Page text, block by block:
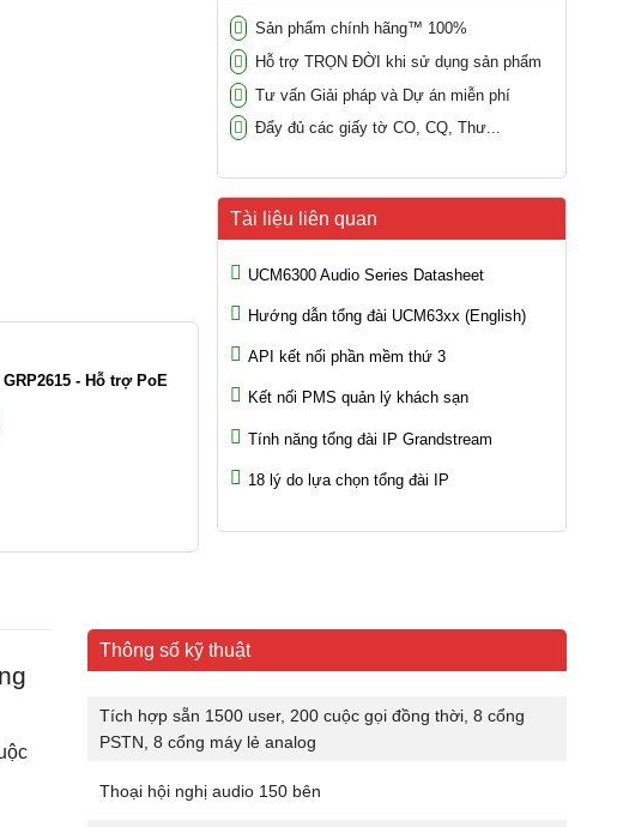
- Hỗ trợ PoE
Sản phẩm chính hãng™ 100%
Hỗ trợ TRỌN ĐỜI khi sử dụng sản phẩm
Tư vấn Giải pháp và Dự án miễn phí
Đẩy đủ các giấy tờ CO, CQ, Thư...
Tài liệu liên quan
UCM6300 Audio Series Datasheet
Hướng dẫn tổng đài UCM63xx (English)
API kết nối phần mềm thứ 3
Kết nối PMS quản lý khách sạn
Tính năng tổng đài IP Grandstream
18 lý do lựa chọn tổng đài IP
Thông số kỹ thuật
Tích hợp sẵn 1500 user, 200 cuộc gọi đồng thời, 8 cổng
PSTN, 8 cổng máy lẻ analog
Thoại hội nghị audio 150 bên